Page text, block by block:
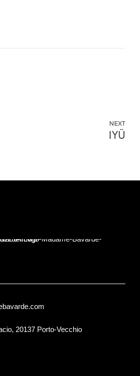
NEXT
IYÜ
20137 Porto-Vecchio